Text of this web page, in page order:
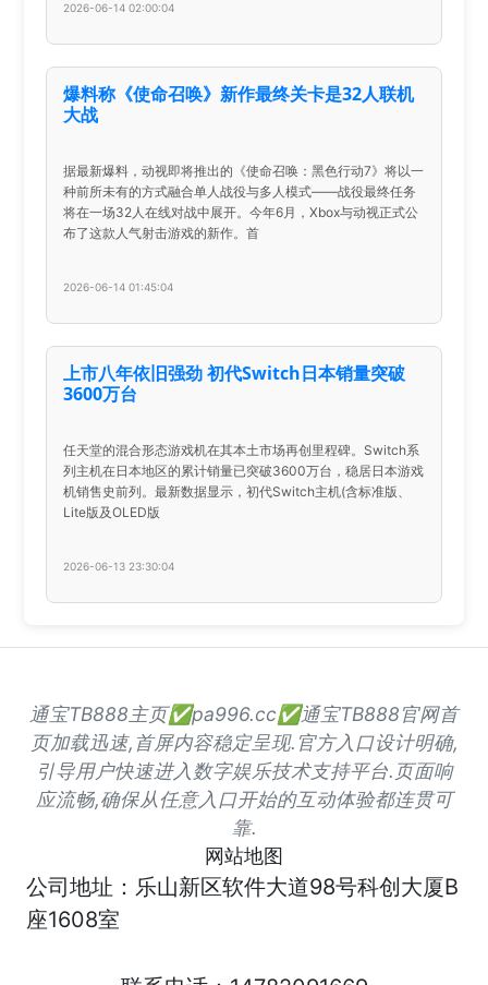
2026-06-14 02:00:04
爆料称《使命召唤》新作最终关卡是32人联机
大战
据最新爆料，动视即将推出的《使命召唤：黑色行动7》将以一
种前所未有的方式融合单人战役与多人模式——战役最终任务
将在一场32人在线对战中展开。今年6月，Xbox与动视正式公
布了这款人气射击游戏的新作。首
2026-06-14 01:45:04
上市八年依旧强劲 初代Switch日本销量突破
3600万台
任天堂的混合形态游戏机在其本土市场再创里程碑。Switch系
列主机在日本地区的累计销量已突破3600万台，稳居日本游戏
机销售史前列。最新数据显示，初代Switch主机(含标准版、
Lite版及OLED版
2026-06-13 23:30:04
通宝TB888主页✅pa996.cc✅通宝TB888官网首
页加载迅速,首屏内容稳定呈现.官方入口设计明确,
引导用户快速进入数字娱乐技术支持平台.页面响
应流畅,确保从任意入口开始的互动体验都连贯可
靠.
网站地图
公司地址：乐山新区软件大道98号科创大厦B
座1608室